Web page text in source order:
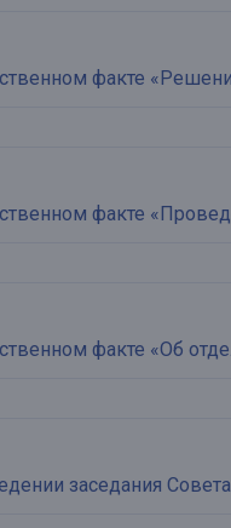
факте
факте
факте «Об
заседания